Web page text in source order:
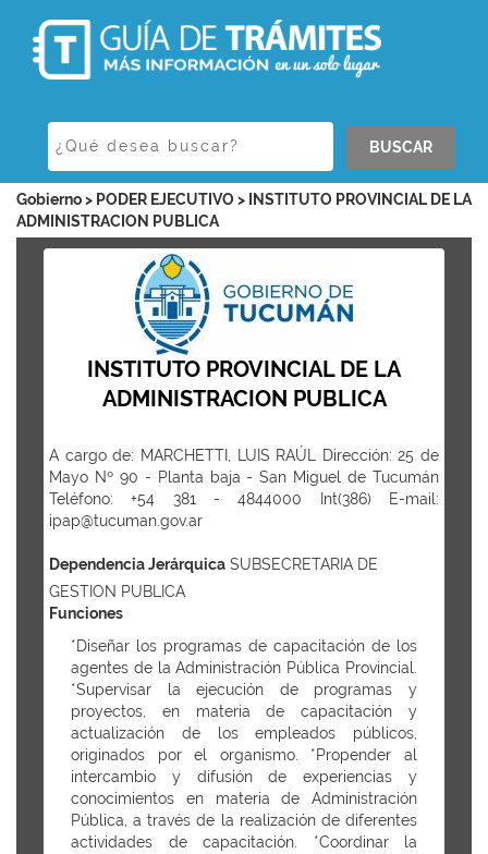
BUSCAR
Gobierno > PODER EJECUTIVO > INSTITUTO PROVINCIAL DE LA
ADMINISTRACION PUBLICA
INSTITUTO PROVINCIAL DE LA
ADMINISTRACION PUBLICA
A cargo de: MARCHETTI, LUIS RAÚL Dirección: 25 de
Mayo Nº 90 - Planta baja - San Miguel de Tucumán
Teléfono: +54 381 - 4844000 Int(386) E-mail:
ipap@tucuman.gov.ar
Dependencia Jerárquica SUBSECRETARIA DE
GESTION PUBLICA
Funciones
*Diseñar los programas de capacitación de los
agentes de la Administración Pública Provincial.
*Supervisar la ejecución de programas y
proyectos, en materia de capacitación y
actualización de los empleados públicos,
originados por el organismo. *Propender al
intercambio y difusión de experiencias y
conocimientos en materia de Administración
Pública, a través de la realización de diferentes
actividades de capacitación. *Coordinar la